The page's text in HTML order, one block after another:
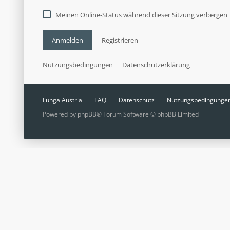
Meinen Online-Status während dieser Sitzung verbergen
Anmelden Registrieren
Nutzungsbedingungen Datenschutzerklärung
Funga Austria FAQ Datenschutz
Powered by phpBB® Forum Software © phpBB Limited